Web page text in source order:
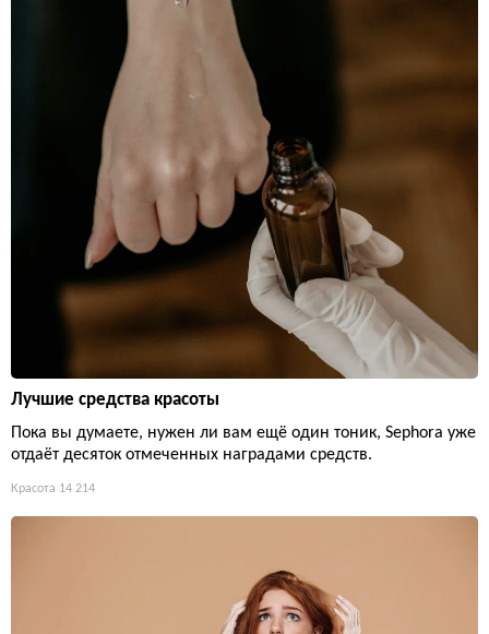
Лучшие средства красоты
Пока вы думаете, нужен ли вам ещё один тоник, Sephora уже
отдаёт десяток отмеченных наградами средств.
Красота 14 214